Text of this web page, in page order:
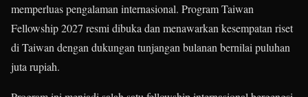
memperluas pengalaman internasional. Program Taiwan
Fellowship 2027 resmi dibuka dan menawarkan kesempatan riset
di Taiwan dengan dukungan tunjangan bulanan bernilai puluhan
juta rupiah.